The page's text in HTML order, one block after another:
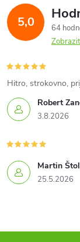
d
a
c
í
p
r
v
k
v
5,0
64
Robert
3.8.2026
Hitro, strokovno,
Martin
25.5.2026